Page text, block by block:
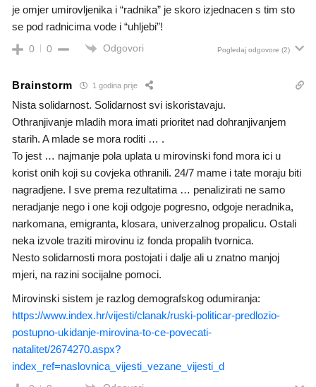
je omjer umirovljenika i “radnika” je skoro izjednacen s tim sto
se pod radnicima vode i “uhljebi”!
0 0 Odgovori Pogledaj odgovore (2)
Brainstorm 1 godina prije
Nista solidarnost. Solidarnost svi iskoristavaju.
Othranjivanje mladih mora imati prioritet nad dohranjivanjem
starih. A mlade se mora roditi … .
To jest … najmanje pola uplata u mirovinski fond mora ici u
korist onih koji su covjeka othranili. 24/7 mame i tate moraju biti
nagradjene. I sve prema rezultatima … penalizirati ne samo
neradjanje nego i one koji odgoje pogresno, odgoje neradnika,
narkomana, emigranta, klosara, univerzalnog propalicu. Ostali
neka izvole traziti mirovinu iz fonda propalih tvornica.
Nesto solidarnosti mora postojati i dalje ali u znatno manjoj
mjeri, na razini socijalne pomoci.
Mirovinski sistem je razlog demografskog odumiranja:
https://www.index.hr/vijesti/clanak/ruski-politicar-predlozio-
postupno-ukidanje-mirovina-to-ce-povecati-
natalitet/2674270.aspx?
index_ref=naslovnica_vijesti_vezane_vijesti_d